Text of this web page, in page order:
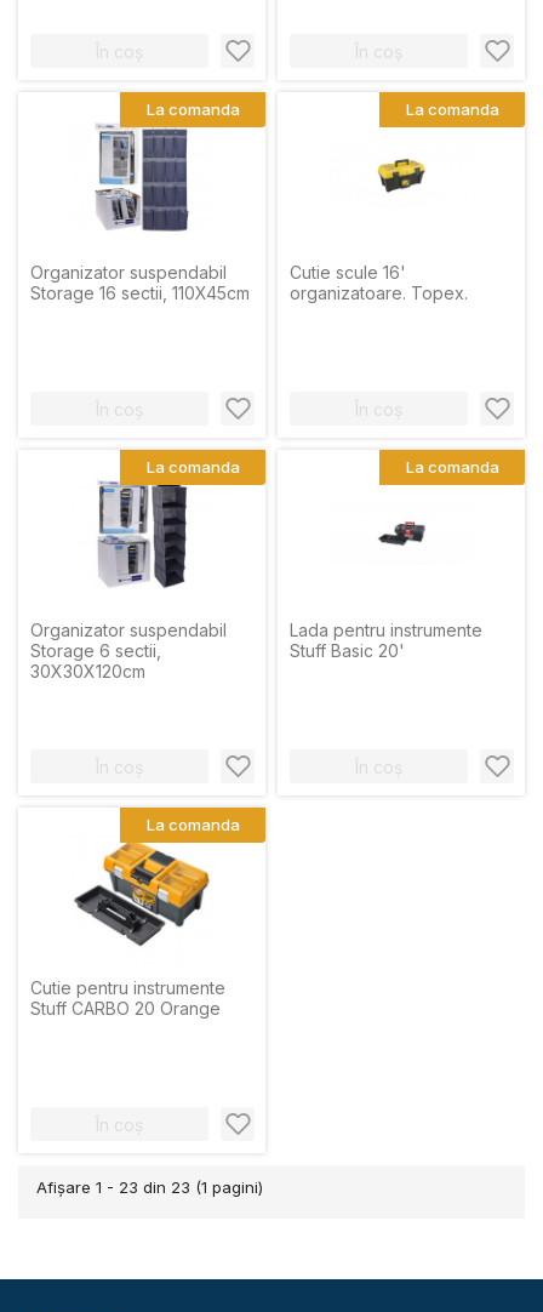
În coș În coș
Organizator suspendabil
Storage 16 sectii, 110X45cm
În coș
La comanda
Cutie scule 16'
organizatoare. Topex.
În coș
La comanda
Organizator suspendabil
Storage 6 sectii,
30X30X120cm
În coș
La comanda
Lada pentru instrumente
Stuff Basic 20'
În coș
La comanda
Cutie pentru instrumente
Stuff CARBO 20 Orange
În coș
La comanda
Afişare 1 - 23 din 23 (1 pagini)